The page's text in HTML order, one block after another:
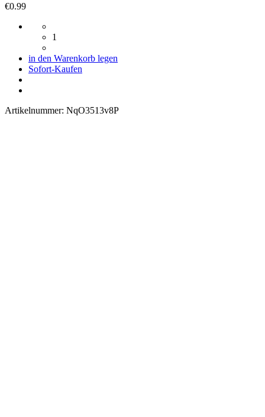
€0.99
1
in den Warenkorb legen
Sofort-Kaufen
Artikelnummer: NqO3513v8P